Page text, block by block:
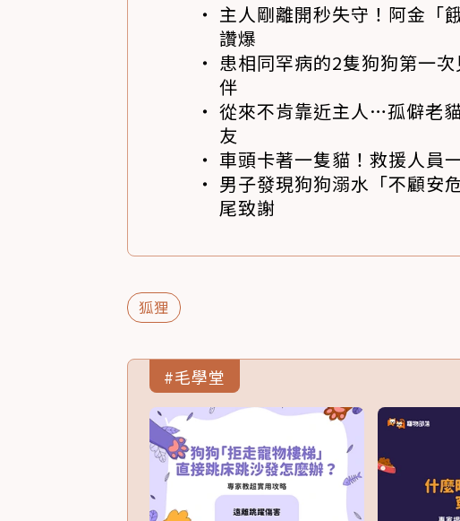
主人剛離開秒失守！阿金「
讚爆
患相同罕病的2隻狗狗第一
伴
從來不肯靠近主人…孤僻老
友
車頭卡著一隻貓！救援人員
男子發現狗狗溺水「不顧安
尾致謝
狐狸
#毛學堂